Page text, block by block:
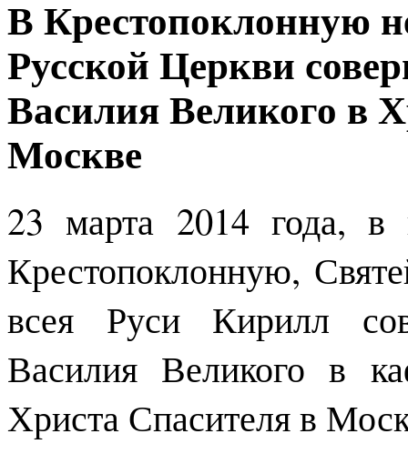
В Крестопоклонную
Русской Церкви
Василия Великого в
Москве
23 марта 2014 года, в
Крестопоклонную,
всея Руси Кирилл
Василия Великого в
Христа Спасителя в